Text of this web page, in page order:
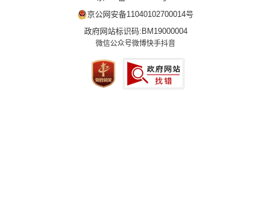
京公网安备11040102700014号
政府网站标识码:BM19000004
微信公众号微博快手抖音